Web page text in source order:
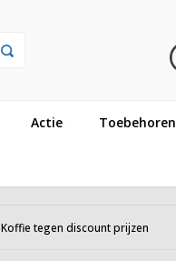
Actie Toebehoren
Koffie tegen discount prijzen